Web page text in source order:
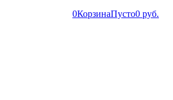
0КорзинаПусто0 руб.